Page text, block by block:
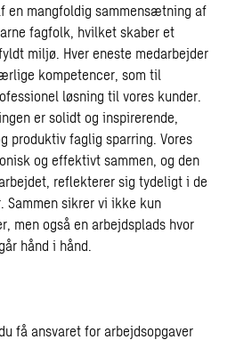
en mangfoldig sammensætning af
fagfolk, hvilket skaber et
miljø. Hver eneste medarbejder
kompetencer, som til
løsning til vores kunder.
er solidt og inspirerende,
produktiv faglig sparring. Vores
og effektivt sammen, og den
reflekterer sig tydeligt i de
Sammen sikrer vi ikke kun
men også en arbejdsplads hvor
hånd i hånd.
få ansvaret for arbejdsopgaver